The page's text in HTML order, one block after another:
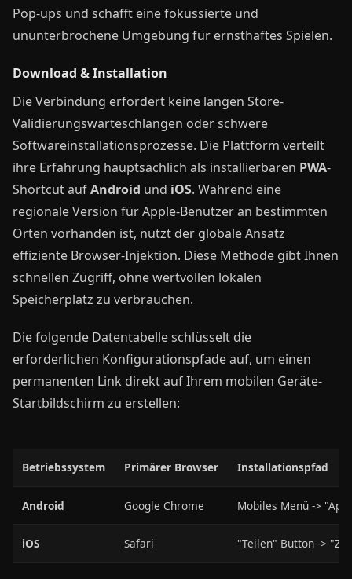
Pop-ups und schafft eine fokussierte und
ununterbrochene Umgebung für ernsthaftes Spielen.
Download & Installation
Die Verbindung erfordert keine langen Store-
Validierungswarteschlangen oder schwere
Softwareinstallationsprozesse. Die Plattform verteilt
ihre Erfahrung hauptsächlich als installierbaren PWA-
Shortcut aufAndroid und iOS. Während eine
regionale Version für Apple-Benutzer an bestimmten
Orten vorhanden ist, nutzt der globale Ansatz
effiziente Browser-Injektion. Diese Methode gibt Ihnen
schnellen Zugriff, ohne wertvollen lokalen
Speicherplatz zu verbrauchen.
Die folgende Datentabelle schlüsselt die
erforderlichen Konfigurationspfade auf, um einen
permanenten Link direkt auf Ihrem mobilen Geräte-
Startbildschirm zu erstellen:
Betriebssystem Primärer Browser Installationspfad
Android Google Chrome Mobiles Menü ->
iOS Safari "Teilen" Button ->